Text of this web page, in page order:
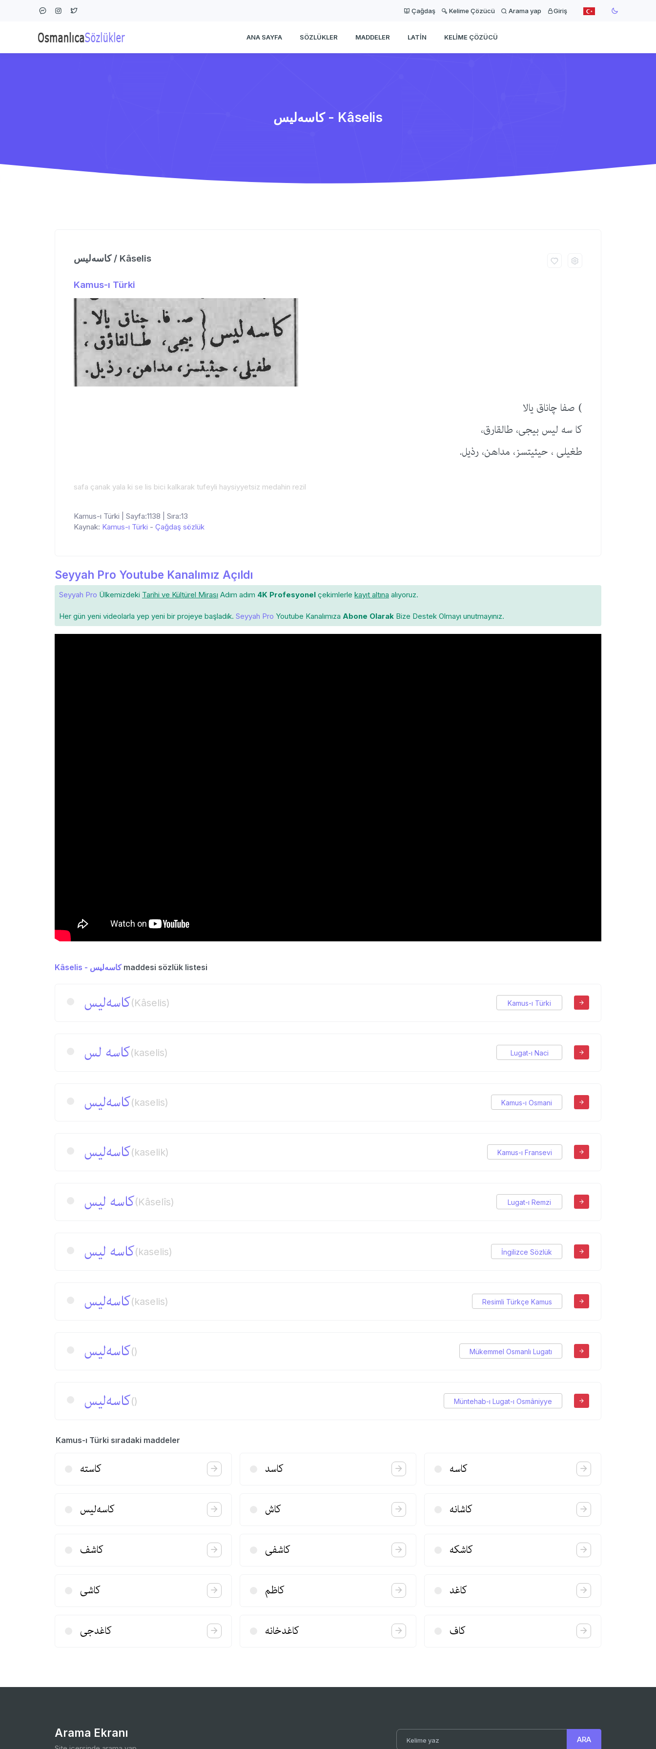
Çağdaş Kelime Çözücü Arama yap Giriş
ANA SAYFA SÖZLÜKLER MADDELER LATIN KELIME ÇÖZÜCÜ
كاسه‌لیس - Kâselis
كاسه‌لیس / Kâselis
Kamus-ı Türki
) صفا چاناق یالا
كا سه لیس بیجی، طالقارق،
طغیلی ، حیئیتسز، مداهن، رذیل.
safa çanak yala ki se lis bici kalkarak tufeyli haysiyyetsiz medahin rezil
Kamus-ı Türki | Sayfa:1138 | Sıra:13
Kaynak: Kamus-ı Türki - Çağdaş sözlük
Seyyah Pro Youtube Kanalımız Açıldı
Seyyah Pro Ülkemizdeki Tarihi ve Kültürel Mirası Adım adım 4K Profesyonel çekimlerle kayıt altına alıyoruz.
Her gün yeni videolarla yep yeni bir projeye başladık. Seyyah Pro Youtube Kanalımıza Abone Olarak Bize Destek Olmayı unutmayınız.
Kâselis - كاسه‌لیسmaddesi sözlük listesi
كاسه‌لیس(Kâselis) Kamus-ı Türki
كاسه لس(kaselis) Lugat-ı Naci
كاسه‌لیس(kaselis) Kamus-ı Osmani
كاسه‌لیس(kaselik) Kamus-ı Fransevi
كاسه لیس(Kâselîs) Lugat-ı Remzi
كاسه لیس(kaselis) İngilizce Sözlük
كاسه‌لیس(kaselis) Resimli Türkçe Kamus
كاسه‌لیس() Mükemmel Osmanlı Lugatı
كاسه‌لیس() Müntehab-ı Lugat-ı Osmâniyye
Kamus-ı Türki sıradaki maddeler
كاسته كاسد كاسه
كاسه‌لیس كاش كاشانه
كاشف كاشفی كاشكه
كاشی كاظم كاغد
كاغدجی كاغدخانه كاف
Arama Ekranı